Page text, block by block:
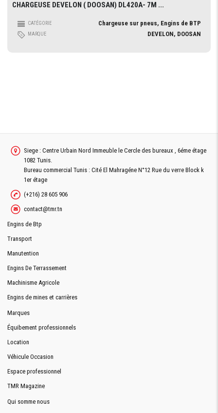
CHARGEUSE DEVELON ( DOOSAN) DL420A- 7M ...
CATÉGORIE Chargeuse sur pneus, Engins de BTP
MARQUE DEVELON, DOOSAN
Siege : Centre Urbain Nord Immeuble le Cercle des bureaux , 6éme étage
1082 Tunis.
Bureau commercial Tunis : Cité El Mahragéne N°12 Rue du verre Block k
1er étage
(+216) 28 605 906
contact@tmr.tn
Engins de Btp
Transport
Manutention
Engins De Terrassement
Machinisme Agricole
Engins de mines et carrières
Marques
Équibement professionnels
Location
Véhicule Occasion
Espace professionnel
TMR Magazine
Qui somme nous